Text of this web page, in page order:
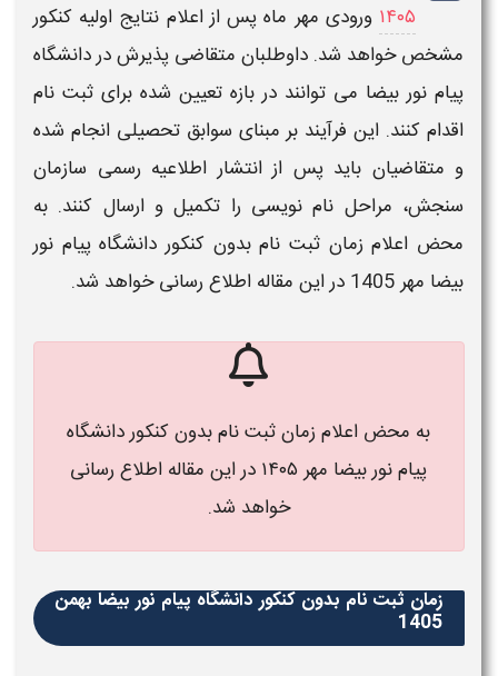
۱۴۰۵ ورودی مهر ماهپس از اعلام نتایج اولیه کنکور
مشخص خواهد شد. داوطلبان متقاضی پذیرش دردانشگاه
پیام نور بیضا می‌ توانند در بازه تعیین شده برای ثبت‌ نام
اقدام کنند. این فرآیند بر مبنای سوابق تحصیلی انجام شده
و متقاضیان باید پس از انتشار اطلاعیه رسمی سازمان
سنجش، مراحل نام‌ نویسی را تکمیل و ارسال کنند. به
محض اعلام زمان ثبت نام بدون کنکور دانشگاه پیام نور
بیضا مهر 1405
در این مقاله اطلاع رسانی خواهد شد.
به محض اعلام زمان ثبت نام بدون کنکور دانشگاه
پیام نور بیضا مهر ۱۴۰۵ در این مقاله اطلاع رسانی
خواهد شد.
زمان ثبت نام بدون کنکور دانشگاه پیام نور بیضا بهمن
1405